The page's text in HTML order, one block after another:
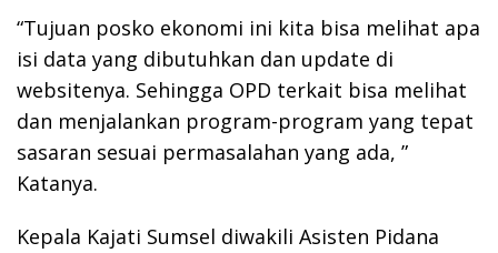
“Tujuan posko ekonomi ini kita bisa melihat apa
isi data yang dibutuhkan dan update di
websitenya. Sehingga OPD terkait bisa melihat
dan menjalankan program-program yang tepat
sasaran sesuai permasalahan yang ada, ”
Katanya.
Kepala Kajati Sumsel diwakili Asisten Pidana